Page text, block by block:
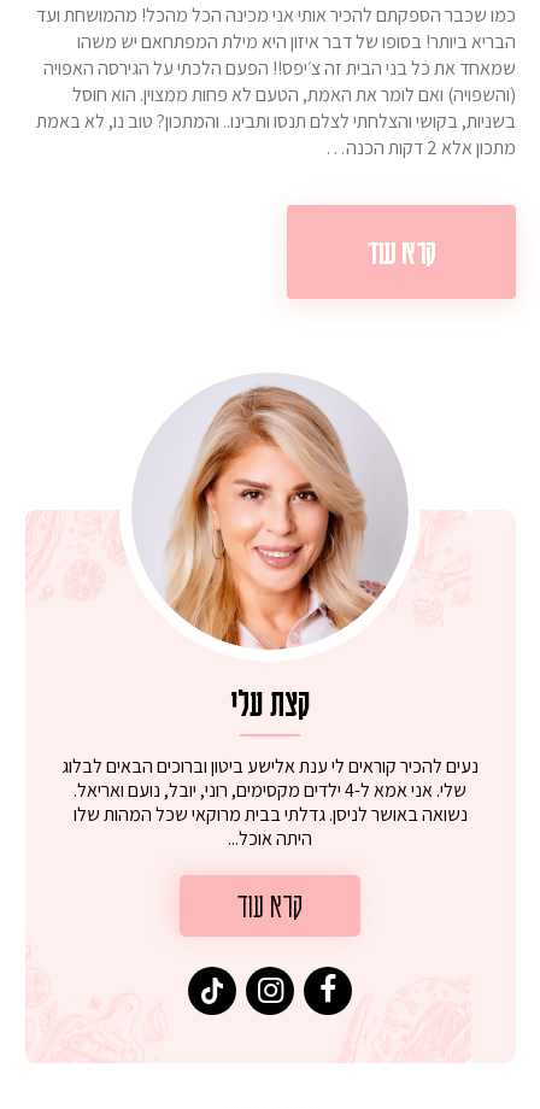
כמו שכבר הספקתם להכיר אותי אני מכינה הכל מהכל! מהמושחת ועד
הבריא ביותר! בסופו של דבר איזון היא מילת המפתחאם יש משהו
שמאחד את כל בני הבית זה צ׳יפס!! הפעם הלכתי על הגירסה האפויה
(והשפויה) ואם לומר את האמת, הטעם לא פחות ממצוין. הוא חוסל
בשניות, בקושי והצלחתי לצלם תנסו ותבינו.. והמתכון? טוב נו, לא באמת
מתכון אלא 2 דקות הכנה…
קרא עוד
קצת עלי
נעים להכיר קוראים לי ענת אלישע ביטון וברוכים הבאים לבלוג
שלי. אני אמא ל-4 ילדים מקסימים, רוני, יובל, נועם ואריאל.
נשואה באושר לניסן. גדלתי בבית מרוקאי שכל המהות שלו
היתה אוכל...
קרא עוד